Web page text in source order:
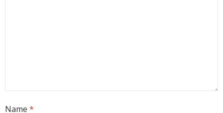
Name *